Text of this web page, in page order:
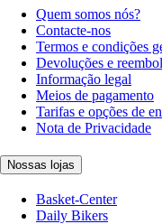
Quem somos nós?
Contacte-nos
Termos e condições
Devoluções e
Informação legal
Meios de pagamento
Tarifas e opções de
Nota de Privacidade
Nossas lojas
Basket-Center
Daily Bikers